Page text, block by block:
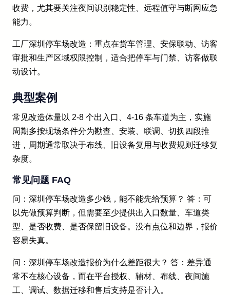
收费，尤其要关注夜间识别稳定性、远程值守与断网应急
能力。
工厂深圳停车场改造：重点在货车管理、安保联动、访客
审批和生产区域权限控制，适合把停车与门禁、访客做联
动设计。
典型案例
常见改造体量以 2-8 个出入口、4-16 条车道为主，实施
周期多按现场条件分为勘查、安装、联调、切换四段推
进，周期通常取决于布线、旧设备复用与收费规则迁移复
杂度。
常见问题 FAQ
问：深圳停车场改造多少钱，能不能先给预算？ 答：可
以先做预算判断，但需要至少提供出入口数量、车道类
型、是否收费、是否保留旧设备。没有点位和边界，报价
容易失真。
问：深圳停车场改造报价为什么差距很大？ 答：差异通
常不在核心设备，而在平台授权、辅材、布线、夜间施
工、调试、数据迁移和售后支持是否计入。